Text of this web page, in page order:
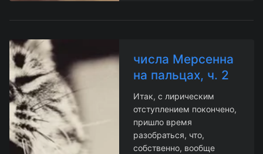
числа Мерсенна
на пальцах, ч. 2
Итак, с лирическим
отступлением покончено,
пришло время
разобраться, что,
собственно, вообще